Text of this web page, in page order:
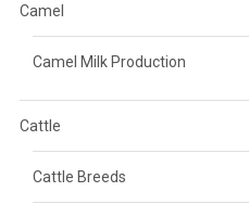
Camel
Camel Milk Production
Cattle
Cattle Breeds